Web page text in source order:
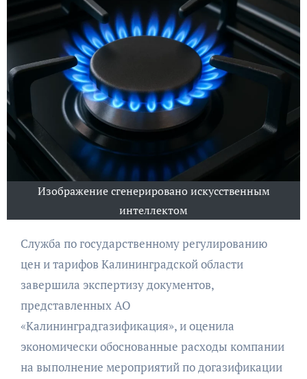
Изображение сгенерировано искусственным
интеллектом
Служба по государственному регулированию
цен и тарифов Калининградской области
завершила экспертизу документов,
представленных АО
«Калининградгазификация», и оценила
экономически обоснованные расходы компании
на выполнение мероприятий по догазификации